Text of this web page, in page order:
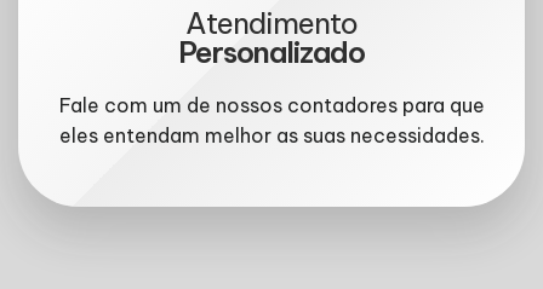
Atendimento
Personalizado
Fale com um de nossos contadores para que
eles entendam melhor as suas necessidades.